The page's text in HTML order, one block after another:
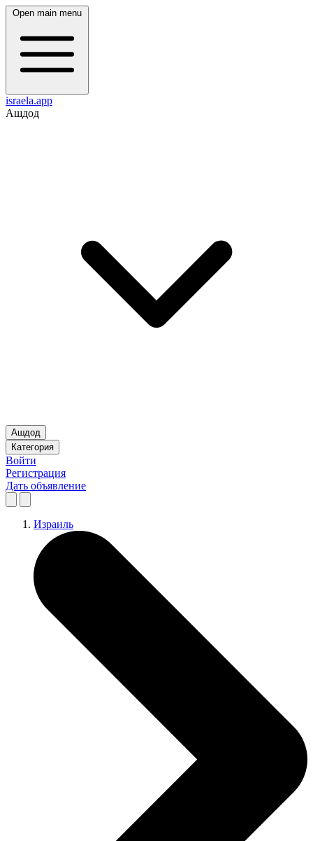
Open main menu
israela.app
Ашдод
Ашдод
Категория
Войти
Регистрация
Дать объявление
Израиль